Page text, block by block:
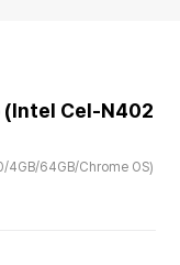
(Intel Cel-N402
4GB/64GB/Chrome OS)